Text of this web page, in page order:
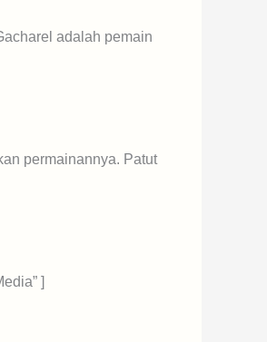
adalah pemain
permainannya. Patut
]